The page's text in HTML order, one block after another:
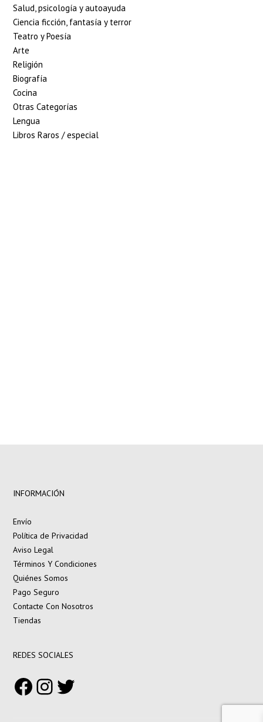
Salud, psicología y autoayuda
Ciencia ficción, fantasía y terror
Teatro y Poesía
Arte
Religión
Biografía
Cocina
Otras Categorías
Lengua
Libros Raros / especial
INFORMACIÓN
Envío
Política de Privacidad
Aviso Legal
Términos Y Condiciones
Quiénes Somos
Pago Seguro
Contacte Con Nosotros
Tiendas
REDES SOCIALES
Facebook
Instagram
Twitter